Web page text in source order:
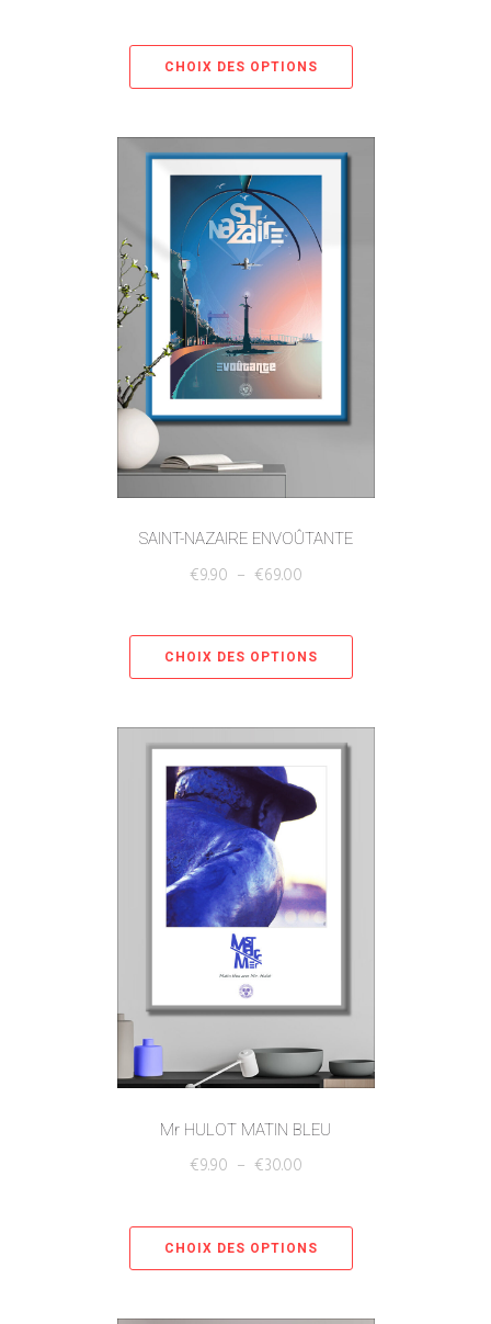
CHOIX DES OPTIONS
SAINT-NAZAIRE ENVOÛTANTE
€9.90 – €69.00
CHOIX DES OPTIONS
Mr HULOT MATIN BLEU
€9.90 – €30.00
CHOIX DES OPTIONS